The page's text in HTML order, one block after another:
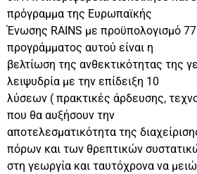
πρόγραμμα της Ευρωπαϊκής
Ένωσης RAINS με προϋπολογισμό
προγράμματος αυτού είναι η
βελτίωση της ανθεκτικότητας της
λειψυδρία με την επίδειξη 10
λύσεων ( πρακτικές άρδευσης,
που θα αυξήσουν την
αποτελεσματικότητα της
πόρων και των θρεπτικών
στη γεωργία και ταυτόχρονα να